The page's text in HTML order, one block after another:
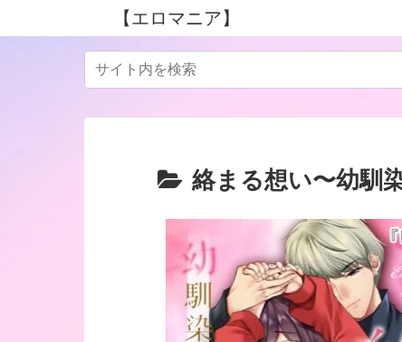
【エロマニア】
絡まる想い〜幼馴